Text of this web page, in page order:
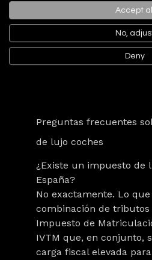
ofrecemos en nuestros
servicio en Madrid y
para elegir el modelo
para optimizar su
de vista fiscal.
Preguntas frecuentes
de lujo coches
¿Existe un impuesto de
España?
No exactamente. Lo
combinación de tributos
Impuesto de
IVTM que, en conjunto,
carga fiscal elevada
Accept all
No,
Deny